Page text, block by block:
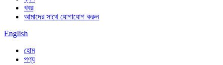
খবর
আমাদের সাথে যোগাযোগ করুন
English
হোম
পণ্য